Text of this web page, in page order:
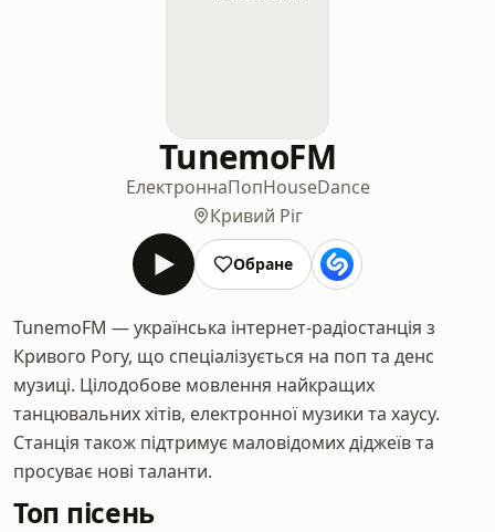
TunemoFM
ЕлектроннаПопHouseDance
Кривий Ріг
Обране
TunemoFM — українська інтернет-радіостанція з
Кривого Рогу, що спеціалізується на поп та денс
музиці. Цілодобове мовлення найкращих
танцювальних хітів, електронної музики та хаусу.
Станція також підтримує маловідомих діджеїв та
просуває нові таланти.
Топ пісень